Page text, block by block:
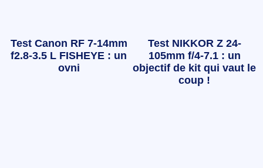
Test Canon RF 7-14mm
f2.8-3.5 L FISHEYE : un
ovni
Test NIKKOR Z 24-
105mm f/4-7.1 : un
objectif de kit qui vaut le
coup !